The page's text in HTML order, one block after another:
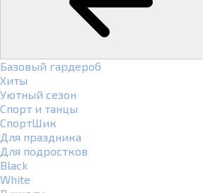
Базовый гардероб
Хиты
Уютный сезон
Спорт и танцы
СпортШик
Для праздника
Для подростков
Black
White